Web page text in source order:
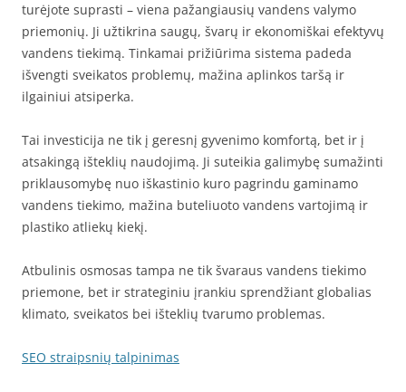
turėjote suprasti – viena pažangiausių vandens valymo
priemonių. Ji užtikrina saugų, švarų ir ekonomiškai efektyvų
vandens tiekimą. Tinkamai prižiūrima sistema padeda
išvengti sveikatos problemų, mažina aplinkos taršą ir
ilgainiui atsiperka.
Tai investicija ne tik į geresnį gyvenimo komfortą, bet ir į
atsakingą išteklių naudojimą. Ji suteikia galimybę sumažinti
priklausomybę nuo iškastinio kuro pagrindu gaminamo
vandens tiekimo, mažina buteliuoto vandens vartojimą ir
plastiko atliekų kiekį.
Atbulinis osmosas tampa ne tik švaraus vandens tiekimo
priemone, bet ir strateginiu įrankiu sprendžiant globalias
klimato, sveikatos bei išteklių tvarumo problemas.
SEO straipsnių talpinimas